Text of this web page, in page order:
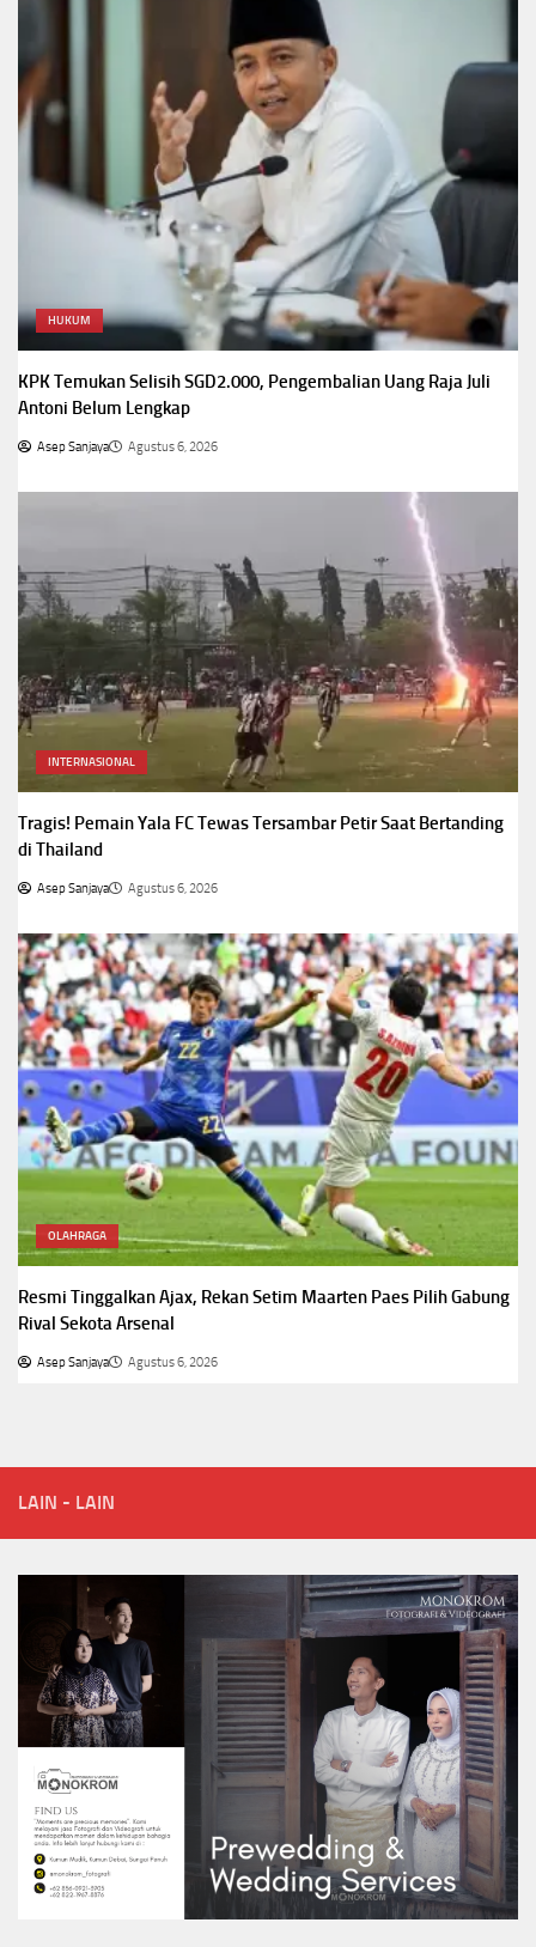
HUKUM
KPK Temukan Selisih SGD2.000, Pengembalian Uang Raja Juli
Antoni Belum Lengkap
Asep Sanjaya Agustus 6, 2026
INTERNASIONAL
Tragis! Pemain Yala FC Tewas Tersambar Petir Saat Bertanding
di Thailand
Asep Sanjaya Agustus 6, 2026
OLAHRAGA
Resmi Tinggalkan Ajax, Rekan Setim Maarten Paes Pilih Gabung
Rival Sekota Arsenal
Asep Sanjaya Agustus 6, 2026
LAIN - LAIN